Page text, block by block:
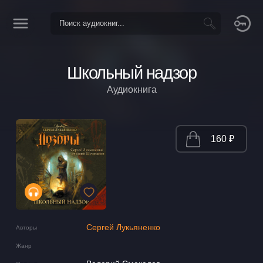
Школьный надзор
Аудиокнига
Авторы Сергей Лукьяненко
Жанр
160 ₽